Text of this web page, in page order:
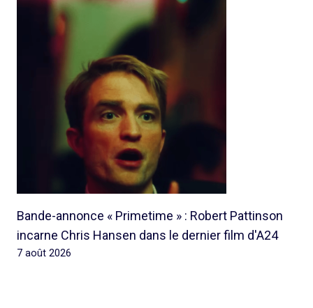
Bande-annonce « Primetime » : Robert Pattinson
incarne Chris Hansen dans le dernier film d'A24
7 août 2026